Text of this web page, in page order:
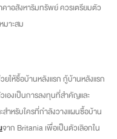
าอสังหาริมทรัพย์ ควรเตรียมตัว
มาะสม
ยให้ซื้อบ้านหลังแรก กู้บ้านหลังแรก
องเป็นการลงทุนที่สำคัญและ
ำหรับใครที่กำลังวางแผนซื้อบ้าน
จาก Britania เพื่อเป็นตัวเลิอกใน